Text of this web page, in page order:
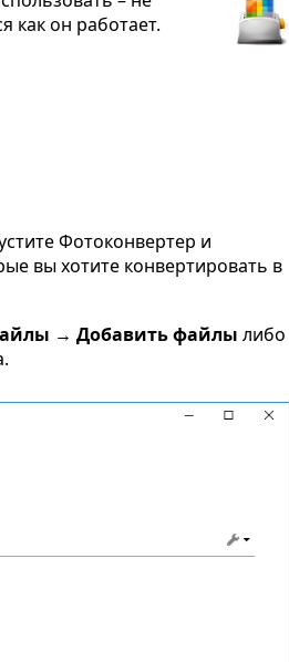
как он работает.
Фотоконвертер и
вы хотите конвертировать в
→ Добавить файлы либо